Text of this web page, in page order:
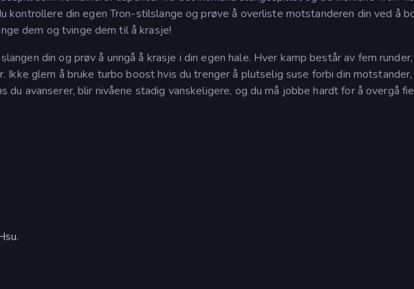
kontrollere din egen Tron-stilslange og prøve å overliste motstanderen din ved å
dem og tvinge dem til å krasje!
din og prøv å unngå å krasje i din egen hale. Hver kamp består av fem
Ikke glem å bruke turbo boost hvis du trenger å plutselig suse forbi din motstander,
du avanserer, blir nivåene stadig vanskeligere, og du må jobbe hardt for å overgå